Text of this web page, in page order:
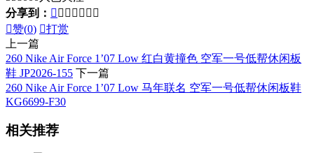
分享到：       
赞(0) 打赏
上一篇
260 Nike Air Force 1’07 Low 红白黄撞色 空军一号低帮休闲板
鞋 JP2026-155 下一篇
260 Nike Air Force 1’07 Low 马年联名 空军一号低帮休闲板鞋
KG6699-F30
相关推荐